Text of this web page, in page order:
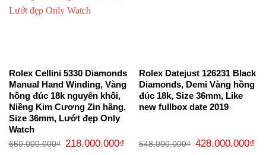
Rolex Cellini 5330 Diamonds
Manual Hand Winding, Vàng
hồng đúc 18k nguyên khối,
Niềng Kim Cương Zin hãng,
Size 36mm, Lướt đẹp Only
Watch
650.000.000₫
Giá
gốc
218.000.000₫Giá
hiện
Rolex Datejust 126231 Black
Diamonds, Demi Vàng hồng
đúc 18k, Size 36mm, Like
new fullbox date 2019
548.000.000₫ Giá
gốc
428.000.000₫